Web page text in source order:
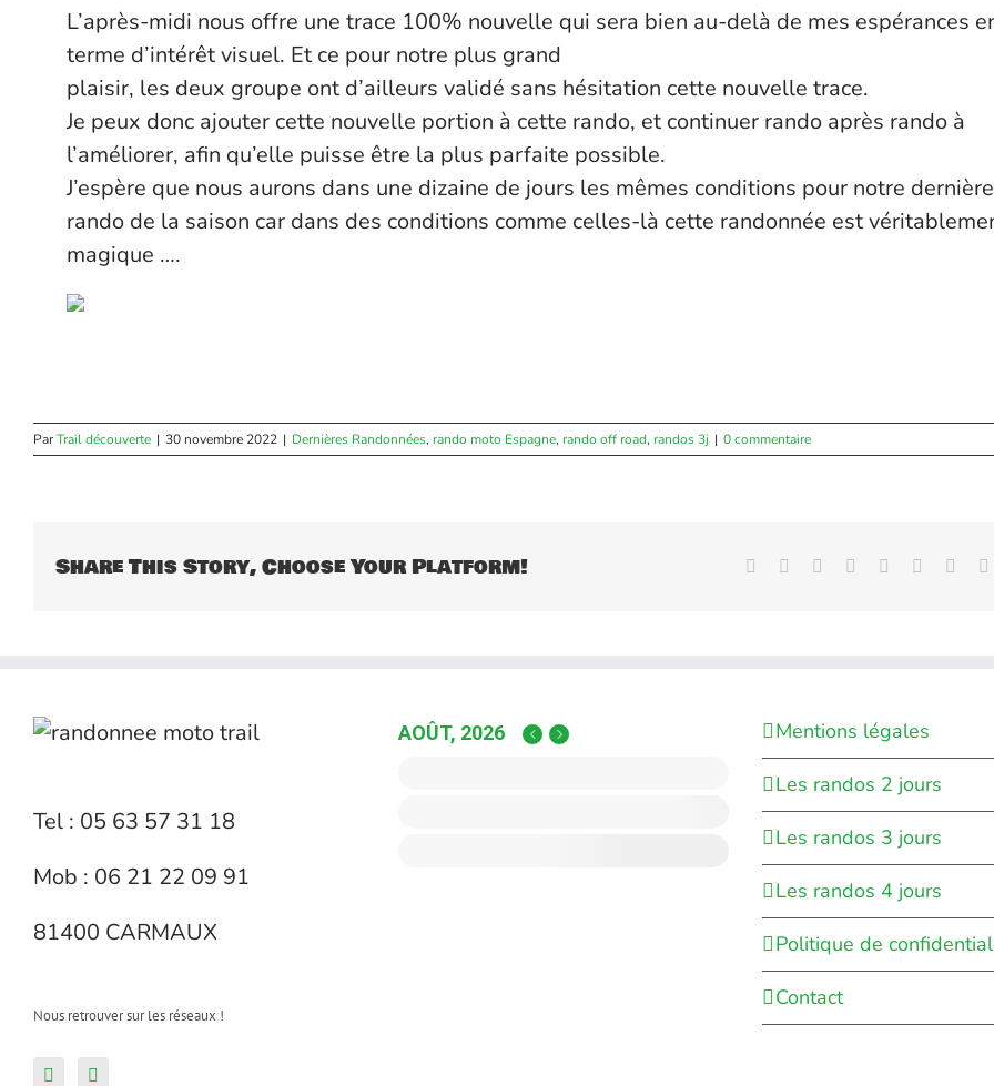
L’après-midi nous offre une trace 100% nouvelle qui sera bien au-delà de mes espérances
terme d’intérêt visuel. Et ce pour notre plus grand
plaisir, les deux groupe ont d’ailleurs validé sans hésitation cette nouvelle trace.
Je peux donc ajouter cette nouvelle portion à cette rando, et continuer rando après rando à
l’améliorer, afin qu’elle puisse être la plus parfaite possible.
J’espère que nous aurons dans une dizaine de jours les mêmes conditions pour notre dernière
rando de la saison car dans des conditions comme celles-là cette randonnée est
magique ….
ParTrail découverte | 30 novembre 2022 | Dernières Randonnées, rando moto Espagne, rando off road, randos 3j | 0 commentaire
Share This Story, Choose Your Platform! Facebook Reddit LinkedInWhatsApp
Tumblr
Tel : 05 63 57 31 18
Mob : 06 21 22 09 91
81400 CARMAUX
Nous retrouver sur les réseaux !
AOÛT, 2026
Mentions légales
Les randos 2 jours
Les randos 3 jours
Les randos 4 jours
Politique de
Contact